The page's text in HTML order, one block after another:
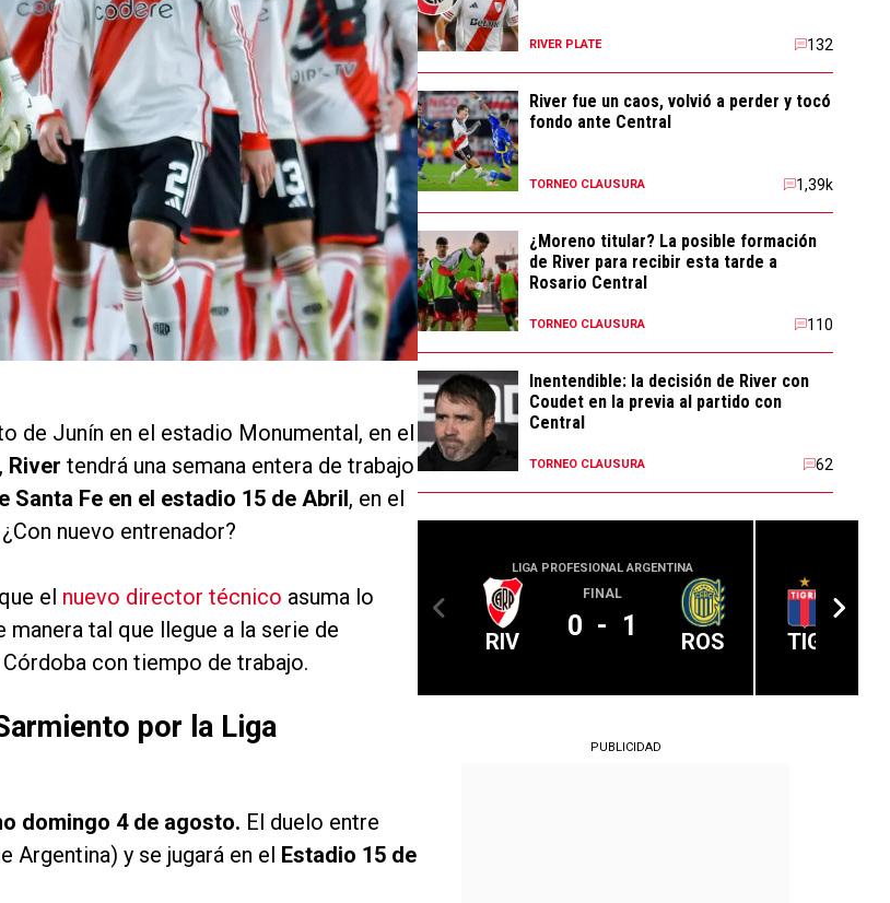
de Junín en el estadio Monumental, en el
River tendrá una semana entera de trabajo
Santa Fe en el estadio 15 de Abril, en el
¿Con nuevo entrenador?
el nuevo director técnico asuma lo
tal que llegue a la serie de
con tiempo de trabajo.
por la Liga
domingo 4 de agosto. El duelo entre
Argentina) y se jugará en el Estadio 15 de
RIVER PLATE 132
River fue un caos, volvió a perder y tocó
fondo ante Central
TORNEO CLAUSURA 1,39k
¿Moreno titular? La posible formación
de River para recibir esta tarde a
Rosario Central
TORNEO CLAUSURA 110
Inentendible: la decisión de River con
Coudet en la previa al partido con
Central
TORNEO CLAUSURA 62
LIGA PROFESIONAL ARGENTINA
RIV
FINAL
0 - 1 ROS TIG
PUBLICIDAD